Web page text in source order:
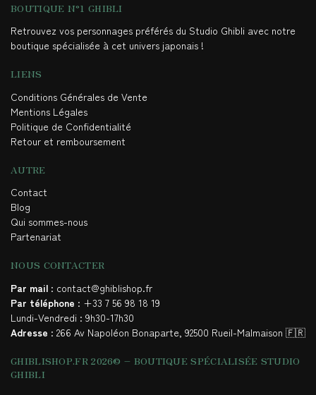
BOUTIQUE N°1 GHIBLI
Retrouvez vos personnages préférés du Studio Ghibli avec notre
boutique spécialisée à cet univers japonais !
LIENS
Conditions Générales de Vente
Mentions Légales
Politique de Confidentialité
Retour et remboursement
AUTRE
Contact
Blog
Qui sommes-nous
Partenariat
NOUS CONTACTER
Par mail : contact@ghiblishop.fr
Par téléphone : +33 7 56 98 18 19
Lundi-Vendredi : 9h30-17h30
Adresse : 266 Av Napoléon Bonaparte, 92500 Rueil-Malmaison 🇫🇷
GHIBLISHOP.FR 2026© – BOUTIQUE SPÉCIALISÉE STUDIO
GHIBLI